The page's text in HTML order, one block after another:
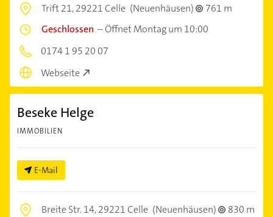
Trift 21,29221 Celle (Neuenhäusen)
761 m
Geschlossen –Öffnet Montag um 10:00
0174 1 95 20 07
Webseite
Beseke Helge
IMMOBILIEN
E-Mail
Breite Str. 14,29221 Celle (Neuenhäusen)
830 m